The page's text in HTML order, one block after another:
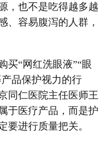
，也不是吃得越多越
、容易腹泻的人群，
买“网红洗眼液”“眼
品保护视力的行
同仁医院主任医师王
于医疗产品，而是护
要进行质量把关。